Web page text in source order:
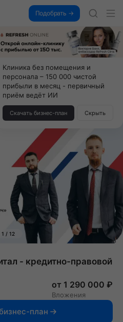
Подобрать →
ИИ, вы можете
их обучении по 500 тыс. каждый
↓
1 / 12
- кредитно-правовой
от 1 290 000 ₽
Вложения
план
Клиника без помещения и
персонала – 150 000 чистой
прибыли в месяц - первичный
приём ведёт ИИ
Скачать бизнес-план Скрыть